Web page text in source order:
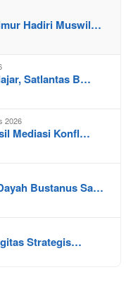
Hadiri Muswil…
Satlantas B…
2026
Mediasi Konfl…
Bustanus Sa…
Strategis…